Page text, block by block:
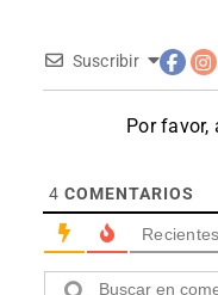
Suscribir
Por favor,
4 COMENTARIOS
Recientes